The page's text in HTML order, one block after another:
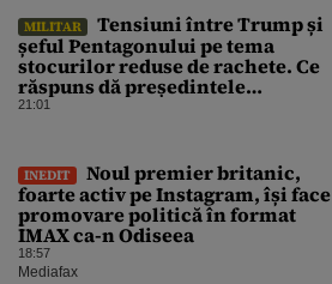
MILITAR
Tensiuni între Trump și
șeful Pentagonului pe tema
stocurilor reduse de rachete. Ce
răspuns dă președintele
american
21:01
INEDIT
Noul premier britanic,
foarte activ pe Instagram, își face
promovare politică în format
IMAX ca-n Odiseea
18:57
Mediafax